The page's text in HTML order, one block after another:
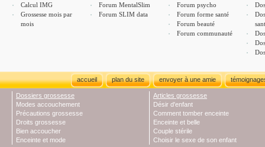
Calcul IMG
Grossesse mois par
mois
Forum MentalSlim
Forum SLIM data
Forum psycho
Forum forme santé
Forum beauté
Forum communauté
accueil plan du site envoyer à une amie
Dossiers grossesse
Modes accouchement
Précautions grossesse
Droits grossesse
Bien accoucher
Enceinte et mode
Articles grossesse
Désir d'enfant
Comment tomber enceinte
Enceinte et belle
Couple stérile
Choisir le sexe de son enfant